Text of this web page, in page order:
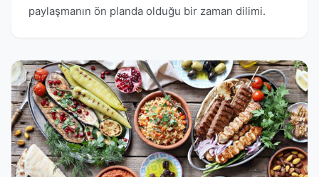
paylaşmanın ön planda olduğu bir zaman dilimi.